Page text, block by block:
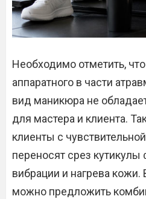
Необходимо отметить,
аппаратного в части
вид маникюра не
для мастера и клиента.
клиенты с
переносят срез кутикулы
вибрации и нагрева кожи.
можно предложить